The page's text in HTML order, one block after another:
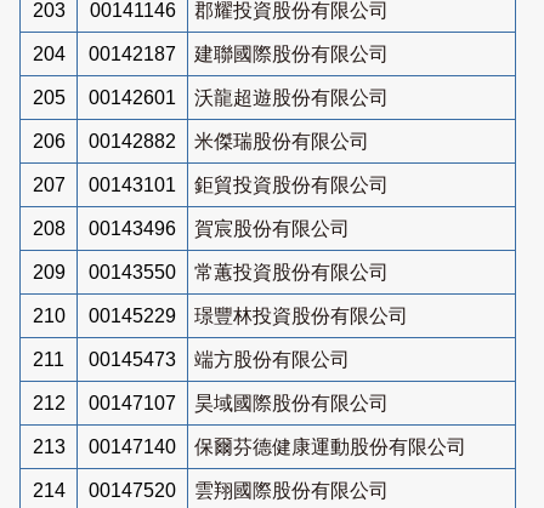
203 00141146 郡耀投資股份有限公司
204 00142187 建聯國際股份有限公司
205 00142601 沃龍超遊股份有限公司
206 00142882 米傑瑞股份有限公司
207 00143101 鉅貿投資股份有限公司
208 00143496 賀宸股份有限公司
209 00143550 常蕙投資股份有限公司
210 00145229 璟豐林投資股份有限公司
211 00145473 端方股份有限公司
212 00147107 昊域國際股份有限公司
213 00147140 保爾芬德健康運動股份有限公司
214 00147520 雲翔國際股份有限公司